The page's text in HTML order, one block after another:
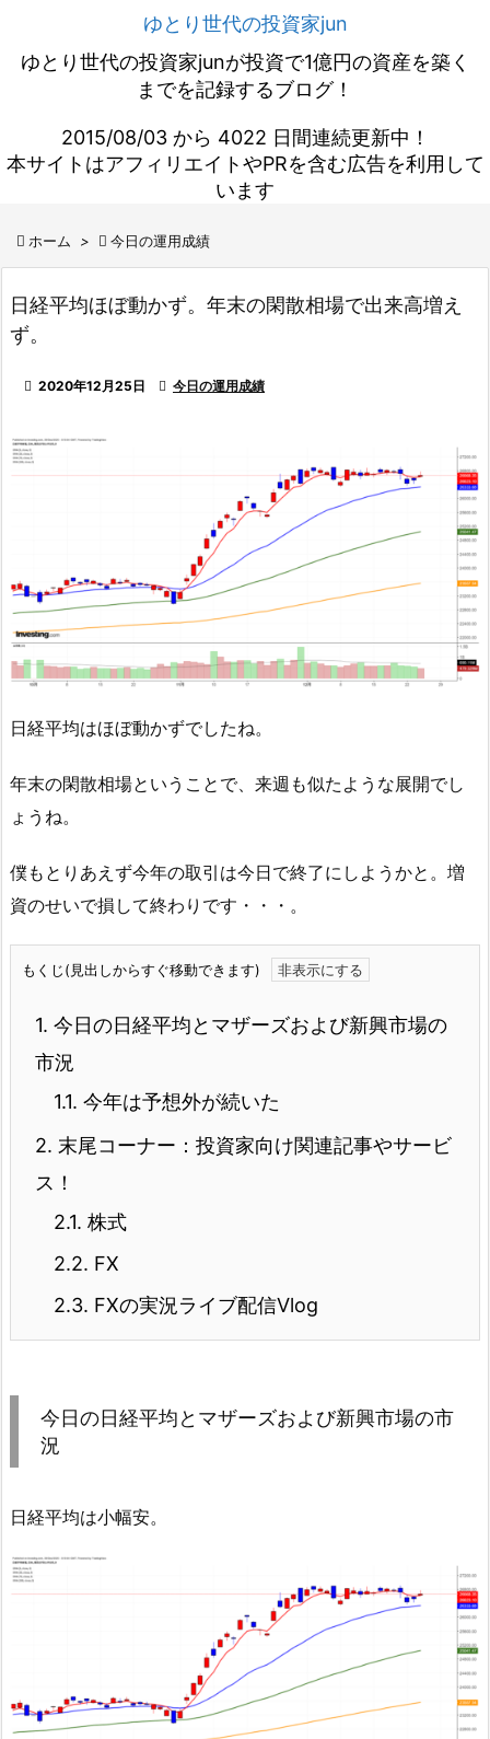
ゆとり世代の投資家jun
ゆとり世代の投資家junが投資で1億円の資産を築く
までを記録するブログ！
2015/08/03 から 4022 日間連続更新中！
本サイトはアフィリエイトやPRを含む広告を利用して
います
 ホーム >  今日の運用成績
日経平均ほぼ動かず。年末の閑散相場で出来高増え
ず。
 2020年12月25日  今日の運用成績
日経平均はほぼ動かずでしたね。
年末の閑散相場ということで、来週も似たような展開でし
ょうね。
僕もとりあえず今年の取引は今日で終了にしようかと。増
資のせいで損して終わりです・・・。
もくじ(見出しからすぐ移動できます)
1. 今日の日経平均とマザーズおよび新興市場の
市況
1.1. 今年は予想外が続いた
2. 末尾コーナー：投資家向け関連記事やサービ
ス！
2.1. 株式
2.2. FX
2.3. FXの実況ライブ配信Vlog
今日の日経平均とマザーズおよび新興市場の市
況
日経平均は小幅安。